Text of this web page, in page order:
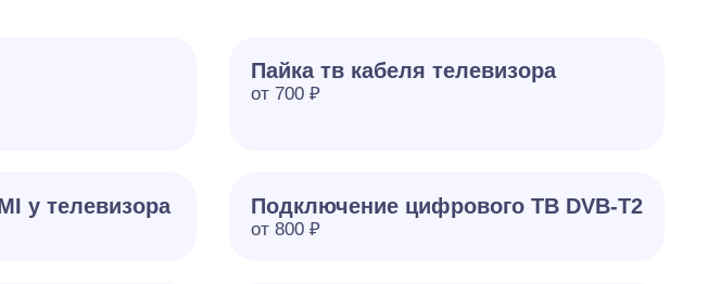
Пайка тв кабеля телевизора
от 700 ₽
у телевизора Подключение цифрового ТВ DVB-T2
от 800 ₽